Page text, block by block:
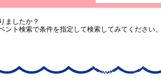
ましたか？
ント検索で条件を指定して検索してみてください。